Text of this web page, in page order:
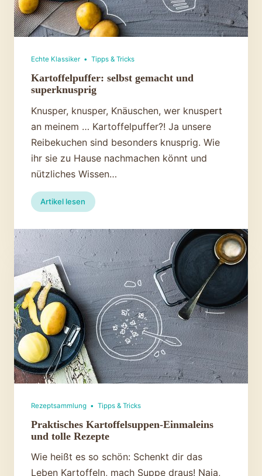
Echte Klassiker • Tipps & Tricks
Kartoffelpuffer: selbst gemacht und
superknusprig
Knusper, knusper, Knäuschen, wer knuspert
an meinem … Kartoffelpuffer?! Ja unsere
Reibekuchen sind besonders knusprig. Wie
ihr sie zu Hause nachmachen könnt und
nützliches Wissen…
Artikel lesen
Kartoffelpuffer:
gemacht
und
superknusprig
Rezeptsammlung • Tipps & Tricks
Praktisches Kartoffelsuppen-Einmaleins
und tolle Rezepte
Wie heißt es so schön: Schenkt dir das
Leben Kartoffeln, mach Suppe draus! Naja,